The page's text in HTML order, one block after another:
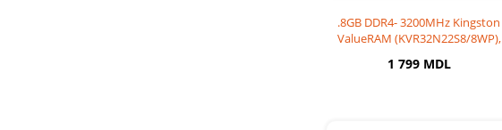
.8GB DDR4- 3200MHz Kingston
ValueRAM (KVR32N22S8/8WP),
1 799 MDL